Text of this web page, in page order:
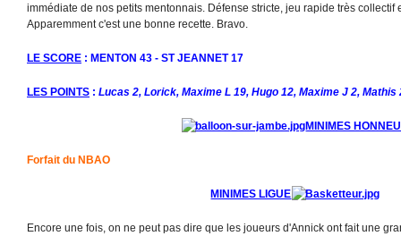
immédiate de nos petits mentonnais. Défense stricte, jeu rapide très collectif
Apparemment c'est une bonne recette. Bravo.
LE SCORE : MENTON 43 - ST JEANNET 17
LES POINTS : Lucas 2, Lorick, Maxime L 19, Hugo 12, Maxime J 2, Mathis
MINIMES
Forfait du NBAO
MINIMES LIGUE
Encore une fois, on ne peut pas dire que les joueurs d'Annick ont fait une